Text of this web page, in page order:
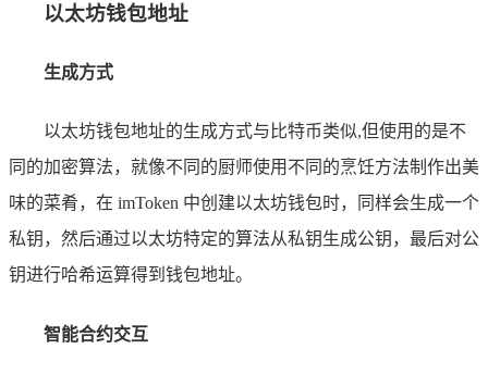
以太坊钱包地址
生成方式
以太坊钱包地址的生成方式与比特币类似,但使用的是不
同的加密算法，就像不同的厨师使用不同的烹饪方法制作出美
味的菜肴，在 imToken 中创建以太坊钱包时，同样会生成一个
私钥，然后通过以太坊特定的算法从私钥生成公钥，最后对公
钥进行哈希运算得到钱包地址。
智能合约交互